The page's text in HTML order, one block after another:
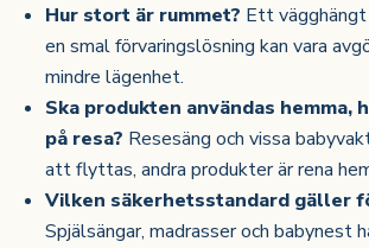
Hur stort är rummet? Ett
en smal förvaringslösning kan vara
mindre lägenhet.
Ska produkten användas hemma,
på resa? Resesäng och vissa
att flyttas, andra produkter är rena
Vilken säkerhetsstandard gäller
Spjälsängar, madrasser och babynest